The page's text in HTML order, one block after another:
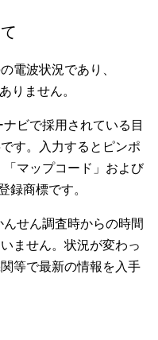
電波状況であり、
りません。
ナビで採用されている目
す。入力するとピンポ
マップコード」および
録商標です。
んせん調査時からの時間
ません。状況が変わっ
等で最新の情報を入手